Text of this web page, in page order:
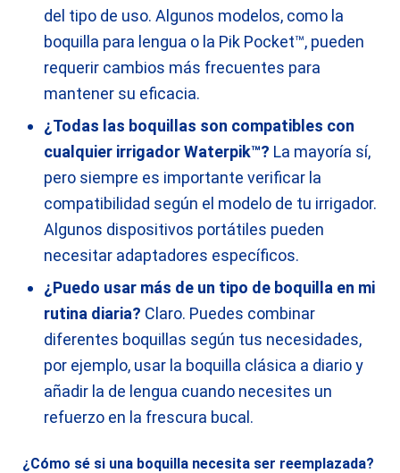
del tipo de uso. Algunos modelos, como la
boquilla para lengua o la Pik Pocket™, pueden
requerir cambios más frecuentes para
mantener su eficacia.
¿Todas las boquillas son compatibles con
cualquier irrigador Waterpik™? La mayoría sí,
pero siempre es importante verificar la
compatibilidad según el modelo de tu irrigador.
Algunos dispositivos portátiles pueden
necesitar adaptadores específicos.
¿Puedo usar más de un tipo de boquilla en mi
rutina diaria? Claro. Puedes combinar
diferentes boquillas según tus necesidades,
por ejemplo, usar la boquilla clásica a diario y
añadir la de lengua cuando necesites un
refuerzo en la frescura bucal.
¿Cómo sé si una boquilla necesita ser reemplazada?